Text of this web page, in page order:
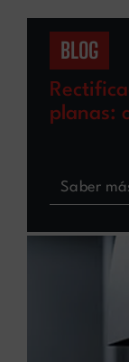
BLOG
planas:
Saber